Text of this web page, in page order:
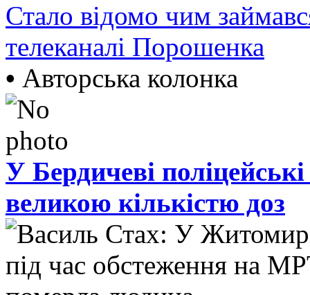
Стало відомо чим
телеканалі Порошенка
• Авторська колонка
У Бердичеві
великою кількістю доз